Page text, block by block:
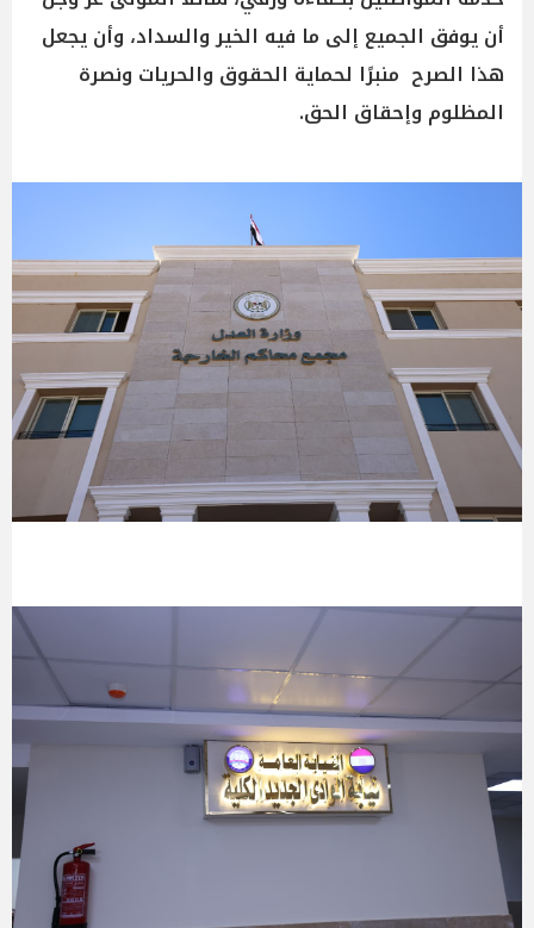
أن يوفق الجميع إلى ما فيه الخير والسداد، وأن يجعل
هذا الصرح منبرًا لحماية الحقوق والحريات ونصرة
المظلوم وإحقاق الحق.